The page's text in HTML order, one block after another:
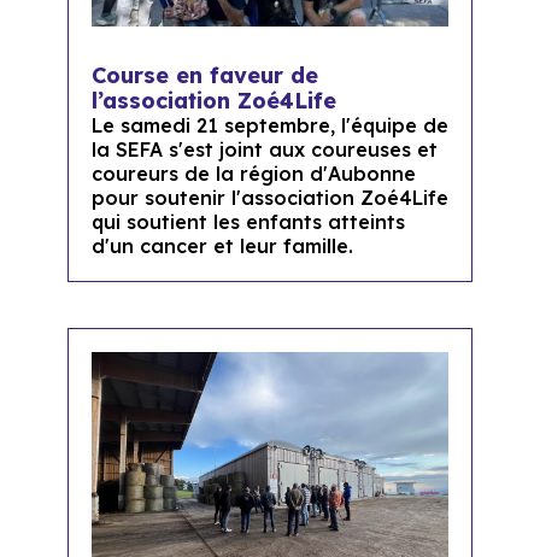
Course en faveur de
l’association Zoé4Life
Le samedi 21 septembre, l'équipe de
la SEFA s'est joint aux coureuses et
coureurs de la région d'Aubonne
pour soutenir l'association Zoé4Life
qui soutient les enfants atteints
d'un cancer et leur famille.